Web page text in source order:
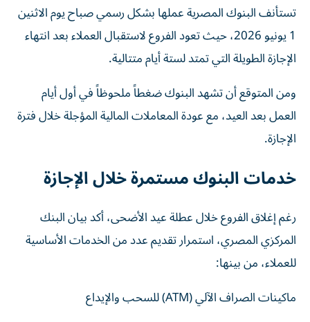
تستأنف البنوك المصرية عملها بشكل رسمي صباح يوم الاثنين
1 يونيو 2026، حيث تعود الفروع لاستقبال العملاء بعد انتهاء
الإجازة الطويلة التي تمتد لستة أيام متتالية.
ومن المتوقع أن تشهد البنوك ضغطاً ملحوظاً في أول أيام
العمل بعد العيد، مع عودة المعاملات المالية المؤجلة خلال فترة
الإجازة.
خدمات البنوك مستمرة خلال الإجازة
رغم إغلاق الفروع خلال عطلة عيد الأضحى، أكد بيان البنك
المركزي المصري، استمرار تقديم عدد من الخدمات الأساسية
للعملاء، من بينها:
ماكينات الصراف الآلي (ATM) للسحب والإيداع